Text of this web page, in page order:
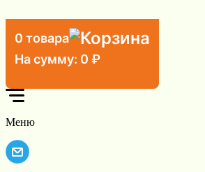
0 товара
На сумму: 0 ₽
Меню